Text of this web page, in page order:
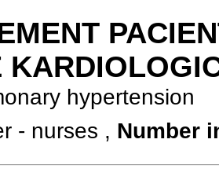
hypertension
- nurses , Number